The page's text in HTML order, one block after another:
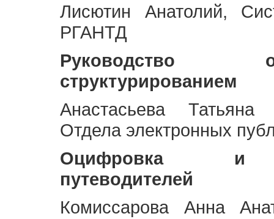
Лисютин Анатолий,
РГАНТД
Руководство
структурированием
Анастасьева Татьяна
Отдела электронных
Оцифровка и
путеводителей
Комиссарова Анна